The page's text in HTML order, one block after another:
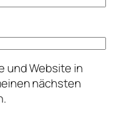
und Website in
nächsten